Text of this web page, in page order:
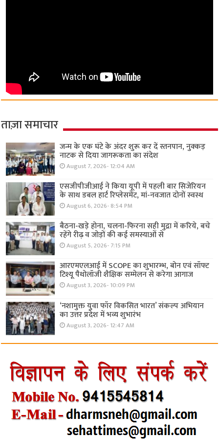
ताज़ा समाचार
जन्म के एक घंटे के अंदर शुरू कर दें स्तनपान, नुक्कड़
नाटक से दिया जागरूकता का संदेश
August 7, 2026- 12:04 AM
एसजीपीजीआई ने किया यूपी में पहली बार सिजेरियन
के साथ डबल हार्ट रिप्लेसमेंट, मां-नवजात दोनों स्वस्थ
August 6, 2026- 8:54 PM
बैठना-खड़े होना, चलना-फिरना सही मुद्रा में करिये, बचे
रहेंगे रीढ़ व जोड़ों की कई समस्याओं से
August 5, 2026- 7:15 PM
आरएमएलआई में SCOPE का शुभारम्भ, बोन एवं सॉफ्ट
टिश्यू पैथोलॉजी शैक्षिक सम्मेलन से करेगा आगाज
August 3, 2026- 10:09 PM
‘नशामुक्त युवा फॉर विकसित भारत’ संकल्प अभियान
का उत्तर प्रदेश में भव्य शुभारंभ
August 3, 2026- 12:47 AM